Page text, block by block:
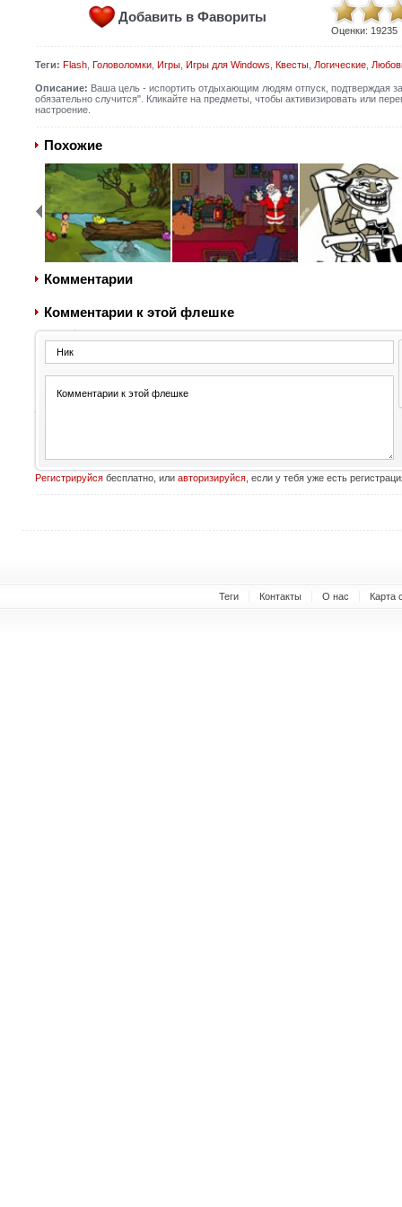
Добавить в Фавориты
Оценки: 19235
Теги: Flash, Головоломки, Игры, Игры для Windows Квесты, Логические,
Описание: Ваша цель - испортить отдыхающим людям отпуск, подтверждая
обязательно случится". Кликайте на предметы, чтобы активизировать или
настроение.
Похожие
Комментарии
Комментарии к этой флешке
Регистрируйсябесплатно, или авторизируйся, если у тебя уже есть
Теги Контакты О нас Карта